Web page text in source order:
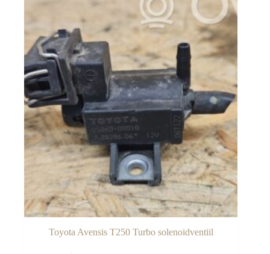
Toyota Avensis T250 Turbo solenoidventiil